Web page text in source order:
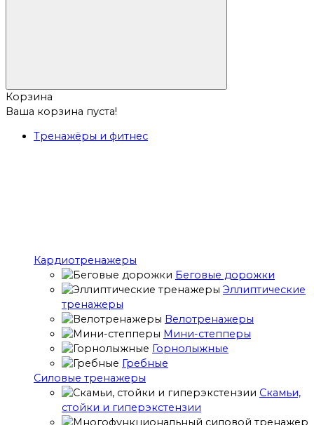
Корзина
Ваша корзина пуста!
Тренажёры и фитнес
Кардиотренажеры
Беговые дорожки
Эллиптические
тренажеры
Велотренажеры
Мини-степперы
Горнолыжные
Гребные
Cиловые тренажеры
Скамьи,
стойки и гиперэкстензии